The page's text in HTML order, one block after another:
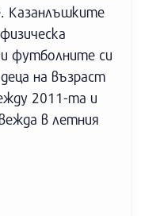
Казанлъшките
футболните си
на възраст
2011-та и
в летния